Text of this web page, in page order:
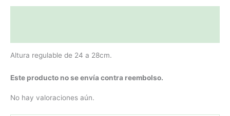
Altura regulable de 24 a 28cm.
Este producto no se envía contra reembolso.
No hay valoraciones aún.